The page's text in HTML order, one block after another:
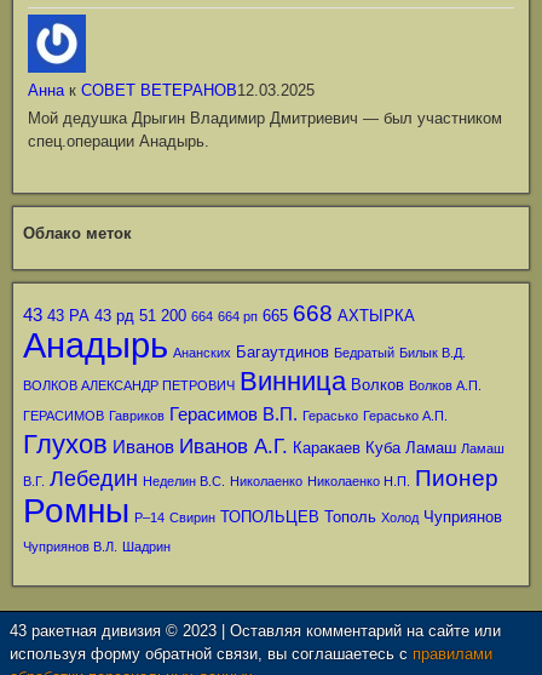
Аннак СОВЕТ ВЕТЕРАНОВ12.03.2025
Мой дедушка Дрыгин Владимир Дмитриевич — был участником
спец.операции Анадырь.
Облако меток
43 43 РА 43 рд 51 200 664 664 рп 665 668 АХТЫРКА
Анадырь Ананских Багаутдинов Бедратый Билык В.Д.
ВОЛКОВ АЛЕКСАНДР ПЕТРОВИЧ Винница Волков Волков А.П.
ГЕРАСИМОВ Гавриков Герасимов В.П. Герасько Герасько А.П.
Глухов Иванов Иванов А.Г. Каракаев Куба Ламаш Ламаш
В.Г. Лебедин Неделин В.С. Николаенко Николаенко Н.П. Пионер
Ромны Р–14 Свирин ТОПОЛЬЦЕВ Тополь Холод Чуприянов
Чуприянов В.Л. Шадрин
43 ракетная дивизия © 2023 | Оставляя комментарий на сайте или
используя форму обратной связи, вы соглашаетесь с правилами